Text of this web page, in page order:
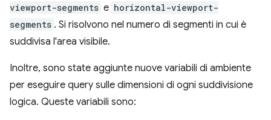
viewport-segments e horizontal-viewport-
segments . Si risolvono nel numero di segmenti in cui è
suddivisa l'area visibile.
Inoltre, sono state aggiunte nuove variabili di ambiente
per eseguire query sulle dimensioni di ogni suddivisione
logica. Queste variabili sono: